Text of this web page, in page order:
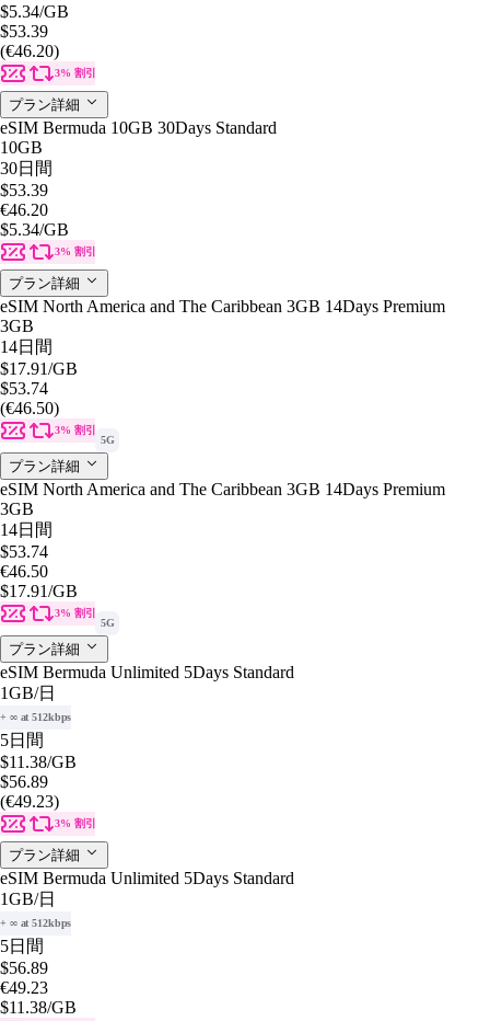
$5.34/GB
$53.39
(€46.20)
3% 割引
プラン詳細
eSIM Bermuda 10GB 30Days Standard
10GB
30日間
$53.39
€46.20
$5.34/GB
3% 割引
プラン詳細
eSIM North America and The Caribbean 3GB 14Days Premium
3GB
14日間
$17.91/GB
$53.74
(€46.50)
3% 割引
5G
プラン詳細
eSIM North America and The Caribbean 3GB 14Days Premium
3GB
14日間
$53.74
€46.50
$17.91/GB
3% 割引
5G
プラン詳細
eSIM Bermuda Unlimited 5Days Standard
1GB/日
+ ∞ at 512kbps
5日間
$11.38/GB
$56.89
(€49.23)
3% 割引
プラン詳細
eSIM Bermuda Unlimited 5Days Standard
1GB/日
+ ∞ at 512kbps
5日間
$56.89
€49.23
$11.38/GB